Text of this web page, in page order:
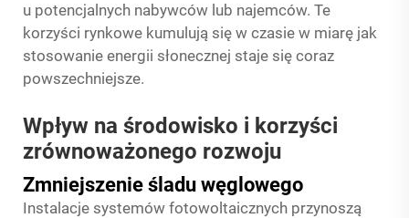
u potencjalnych nabywców lub najemców. Te
korzyści rynkowe kumulują się w czasie w miarę jak
stosowanie energii słonecznej staje się coraz
powszechniejsze.
Wpływ na środowisko i korzyści
zrównoważonego rozwoju
Zmniejszenie śladu węglowego
Instalacje systemów fotowoltaicznych przynoszą